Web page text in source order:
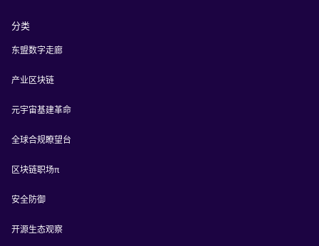
分类
东盟数字走廊
产业区块链
元宇宙基建革命
全球合规瞭望台
区块链职场π
安全防御
开源生态观察